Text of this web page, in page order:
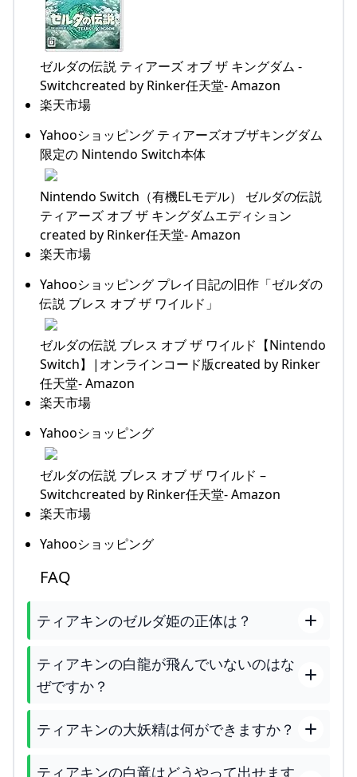
ゼルダの伝説 ティアーズ オブ ザ キングダム -
Switchcreated by Rinker任天堂- Amazon
楽天市場
Yahooショッピング ティアーズオブザキングダム
限定の Nintendo Switch本体
Nintendo Switch（有機ELモデル） ゼルダの伝説
ティアーズ オブ ザ キングダムエディション
created by Rinker任天堂- Amazon
楽天市場
Yahooショッピング プレイ日記の旧作「ゼルダの
伝説 ブレス オブ ザ ワイルド」
ゼルダの伝説 ブレス オブ ザ ワイルド【Nintendo
Switch】|オンラインコード版created by Rinker
任天堂- Amazon
楽天市場
Yahooショッピング
ゼルダの伝説 ブレス オブ ザ ワイルド –
Switchcreated by Rinker任天堂- Amazon
楽天市場
Yahooショッピング
FAQ
ティアキンのゼルダ姫の正体は？
ティアキンの白龍が飛んでいないのはな
ぜですか？
ティアキンの大妖精は何ができますか？
ティアキンの白竜はどうやって出せます